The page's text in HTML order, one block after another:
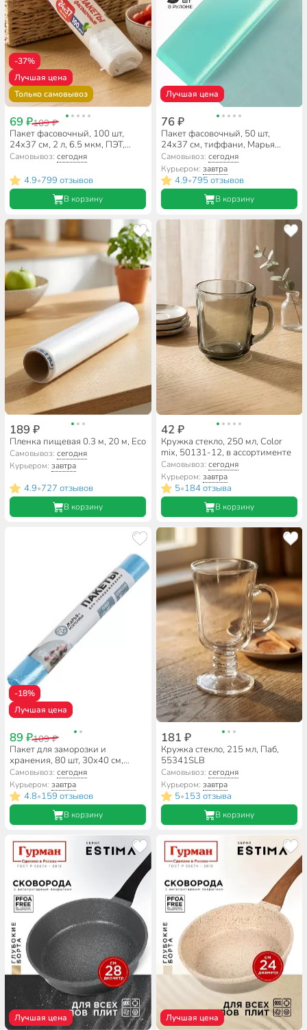
-37%
Лучшая цена
Только самовывоз
69 ₽109 ₽
Пакет фасовочный, 100 шт,
24х37 см, 2 л, 6.5 мкм, ПЭТ,
Марья Искусница, 14691
Самовывоз:сегодня
4.9•799 отзывов
В корзину
Лучшая цена
76 ₽
Пакет фасовочный, 50 шт,
24х37 см, тиффани, Марья
Искусница, 90290
Самовывоз: сегодня
Курьером: завтра
4.9•795 отзывов
В корзину
189 ₽
Пленка пищевая 0.3 м, 20 м, Eco
Самовывоз:сегодня
Курьером:завтра
4.9•727 отзывов
В корзину
42 ₽
Кружка стекло, 250 мл, Color
mix, 50131-12, в ассортименте
Самовывоз: сегодня
Курьером: завтра
5•184 отзыва
В корзину
-18%
Лучшая цена
89 ₽109 ₽
Пакет для заморозки и
хранения, 80 шт, 30х40 см,
синий, Марья Искусница, 2846
Самовывоз:сегодня
Курьером:завтра
4.8•159 отзывов
В корзину
181 ₽
Кружка стекло, 215 мл, Паб,
55341SLB
Самовывоз: сегодня
Курьером: завтра
5•153 отзыва
В корзину
Лучшая цена Лучшая цена